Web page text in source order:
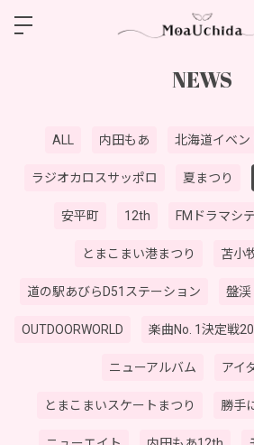
NEWS
ALL 内田もあ 北海道イベン
ラジオカロスサッポロ 夏まつり
安平町 12th FMドラマシ
とまこまい港まつり 苫小
道の駅あびらD51ステーション 盤渓
OUTDOORWORLD 楽曲No. 1決定戦
ニューアルバム アイ
とまこまいスケートまつり 勝手